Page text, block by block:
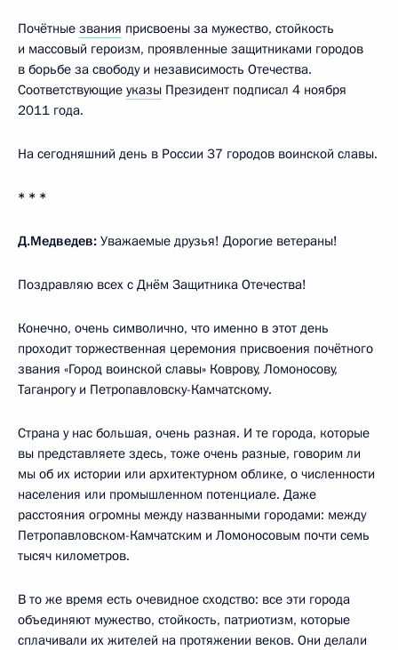
Почётные звания присвоены за мужество, стойкость
и массовый героизм, проявленные защитниками городов
в борьбе за свободу и независимость Отечества.
Соответствующие указы Президент подписал 4 ноября
2011 года.
На сегодняшний день в России 37 городов воинской славы.
* * *
Д.Медведев: Уважаемые друзья! Дорогие ветераны!
Поздравляю всех с Днём Защитника Отечества!
Конечно, очень символично, что именно в этот день
проходит торжественная церемония присвоения почётного
звания «Город воинской славы» Коврову, Ломоносову,
Таганрогу и Петропавловску-Камчатскому.
Страна у нас большая, очень разная. И те города, которые
вы представляете здесь, тоже очень разные, говорим ли
мы об их истории или архитектурном облике, о численности
населения или промышленном потенциале. Даже
расстояния огромны между названными городами: между
Петропавловском-Камчатским и Ломоносовым почти семь
тысяч километров.
В то же время есть очевидное сходство: все эти города
объединяют мужество, стойкость, патриотизм, которые
сплачивали их жителей на протяжении веков. Они делали